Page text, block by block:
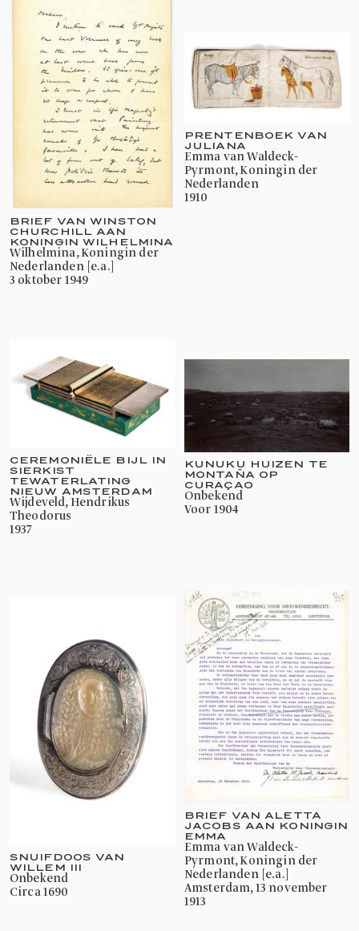
BRIEF VAN WINSTON
CHURCHILL AAN
KONINGIN WILHELMINA
Wilhelmina, Koningin der
Nederlanden [e.a.]
3 oktober 1949
PRENTENBOEK VAN
JULIANA
Emma van Waldeck-
Pyrmont, Koningin der
Nederlanden
1910
CEREMONIËLE BIJL IN
SIERKIST
TEWATERLATING
NIEUW AMSTERDAM
Wijdeveld, Hendrikus
Theodorus
1937
KUNUKU HUIZEN TE
MONTAÑA OP
CURAÇAO
onbekend
voor 1904
SNUIFDOOS VAN
WILLEM III
onbekend
circa 1690
BRIEF VAN ALETTA
JACOBS AAN KONINGIN
EMMA
Emma van Waldeck-
Pyrmont, Koningin der
Nederlanden [e.a.]
Amsterdam, 13 november
1913